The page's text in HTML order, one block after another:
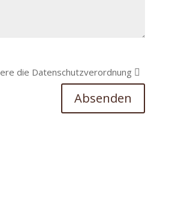
die Datenschutzverordnung
Absenden